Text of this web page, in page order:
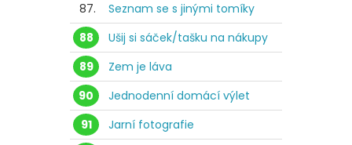
87.
Seznam se s jinými tomíky
88
Ušij si sáček/tašku na nákupy
89
Zem je láva
90
Jednodenní domácí výlet
91
Jarní fotografie